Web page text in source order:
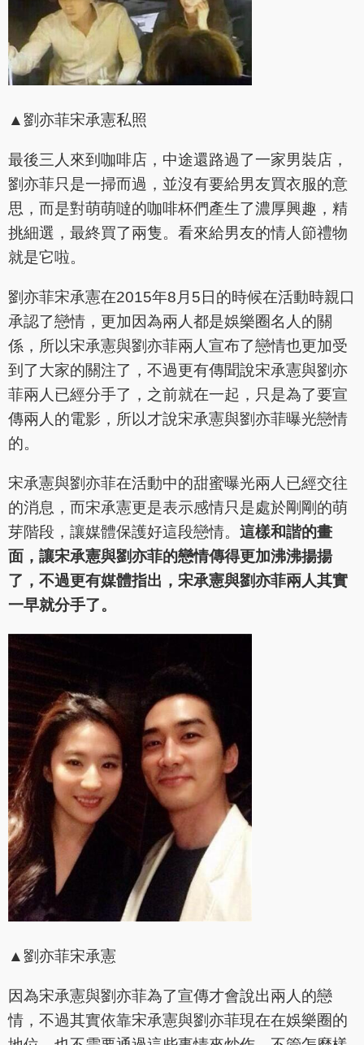
▲劉亦菲宋承憲私照
最後三人來到咖啡店，中途還路過了一家男裝店，
劉亦菲只是一掃而過，並沒有要給男友買衣服的意
思，而是對萌萌噠的咖啡杯們產生了濃厚興趣，精
挑細選，最終買了兩隻。看來給男友的情人節禮物
就是它啦。
劉亦菲宋承憲在2015年8月5日的時候在活動時親口
承認了戀情，更加因為兩人都是娛樂圈名人的關
係，所以宋承憲與劉亦菲兩人宣布了戀情也更加受
到了大家的關注了，不過更有傳聞說宋承憲與劉亦
菲兩人已經分手了，之前就在一起，只是為了要宣
傳兩人的電影，所以才說宋承憲與劉亦菲曝光戀情
的。
宋承憲與劉亦菲在活動中的甜蜜曝光兩人已經交往
的消息，而宋承憲更是表示感情只是處於剛剛的萌
芽階段，讓媒體保護好這段戀情。 這樣和諧的畫
面，讓宋承憲與劉亦菲的戀情傳得更加沸沸揚揚
了，不過更有媒體指出，宋承憲與劉亦菲兩人其實
一早就分手了。
▲劉亦菲宋承憲
因為宋承憲與劉亦菲為了宣傳才會說出兩人的戀
情，不過其實依靠宋承憲與劉亦菲現在在娛樂圈的